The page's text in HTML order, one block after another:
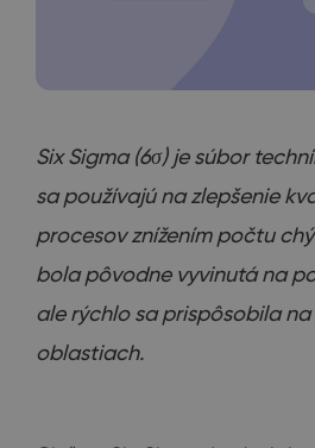
Six Sigma (6σ) je súbor
sa používajú na zlepšenie
procesov znížením počtu
bola pôvodne vyvinutá na
ale rýchlo sa prispôsobila
oblastiach.